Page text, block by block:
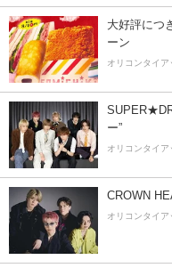
大好評につ
ーン
オリコンタイア
ー”
オリコンタイア
CROWN
オリコンタイア